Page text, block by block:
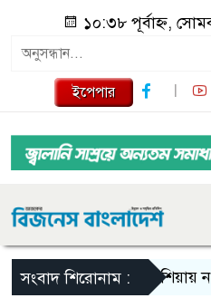
১০:৩৮ পূর্বাহ্ন,
ইপেপার
সংবাদ শিরোনাম :রাশিয়ায় নতুন